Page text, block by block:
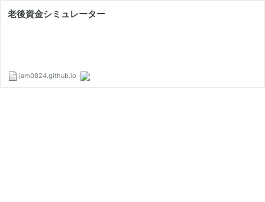
老後資金シミュレーター
jam0824.github.io